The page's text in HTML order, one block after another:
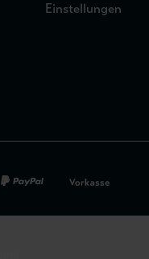
Einstellungen